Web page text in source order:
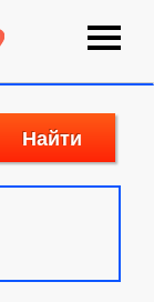
Найти